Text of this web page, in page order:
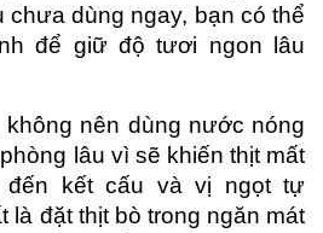
chưa dùng ngay, bạn có thể
để giữ độ tươi ngon lâu
không nên dùng nước nóng
lâu vì sẽ khiến thịt mất
đến kết cấu và vị ngọt tự
là đặt thịt bò trong ngăn mát